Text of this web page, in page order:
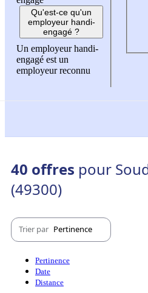
Qu'est-ce qu'un
employeur handi-
engagé ?
Un employeur handi-
engagé est un
employeur reconnu
40 offres pour
(49300)
Trier par Pertinence
Pertinence
Date
Distance